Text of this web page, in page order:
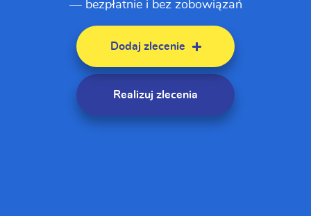
— bezpłatnie i bez zobowiązań
Dodaj zlecenie
Realizuj zlecenia